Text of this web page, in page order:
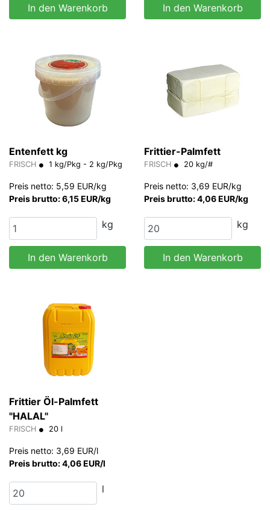
In den Warenkorb In den Warenkorb
Entenfett kg
FRISCH 1 kg/Pkg - 2 kg/Pkg
Preis netto: 5,59 EUR/kg
Preis brutto: 6,15 EUR/kg
kg
In den Warenkorb
Frittier-Palmfett
FRISCH 20 kg/#
Preis netto: 3,69 EUR/kg
Preis brutto: 4,06 EUR/kg
kg
In den Warenkorb
Frittier Öl-Palmfett
"HALAL"
FRISCH 20 l
Preis netto: 3,69 EUR/l
Preis brutto: 4,06 EUR/l
l